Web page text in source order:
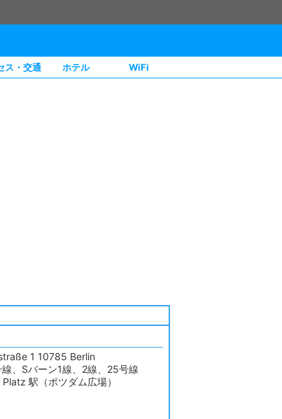
ス・交通 ホテル WiFi
1 10785 Berlin
、Sバーン1線、2線、25号線
駅（ポツダム広場）